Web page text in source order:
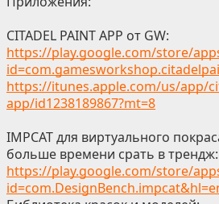
CITADEL PAINT APP от GW:
https://play.google.com/store/
https://itunes.apple.com/us/app/
app/id1238189867?mt=8
IMPCAT для виртуального
больше времени срать в трендж:
https://play.google.com/store/